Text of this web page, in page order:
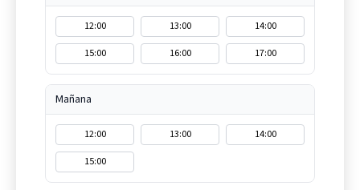
12:00 13:00
14:00
15:00
16:00 17:00
Mañana
12:00 13:00
14:00
15:00